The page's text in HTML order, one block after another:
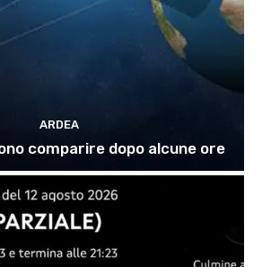
ARDEA
comparire dopo alcune ore